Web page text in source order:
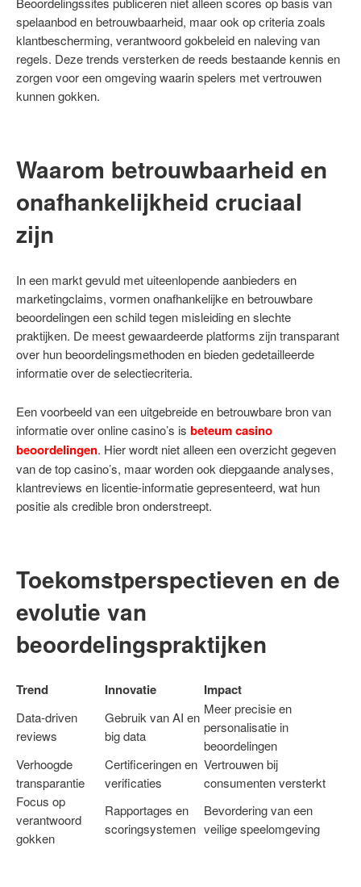
spelaanbod en betrouwbaarheid, maar ook op criteria zoals
klantbescherming, verantwoord gokbeleid en naleving van
regels. Deze trends versterken de reeds bestaande kennis en
zorgen voor een omgeving waarin spelers met vertrouwen
kunnen gokken.
Waarom betrouwbaarheid en
onafhankelijkheid cruciaal
zijn
In een markt gevuld met uiteenlopende aanbieders en
marketingclaims, vormen onafhankelijke en betrouwbare
beoordelingen een schild tegen misleiding en slechte
praktijken. De meest gewaardeerde platforms zijn transparant
over hun beoordelingsmethoden en bieden gedetailleerde
informatie over de selectiecriteria.
Een voorbeeld van een uitgebreide en betrouwbare bron van
informatie over online casino’s is beteum casino
beoordelingen. Hier wordt niet alleen een overzicht gegeven
van de top casino’s, maar worden ook diepgaande analyses,
klantreviews en licentie-informatie gepresenteerd, wat hun
positie als credible bron onderstreept.
Toekomstperspectieven en de
evolutie van
beoordelingspraktijken
Trend Innovatie Impact
Data-driven
reviews
Gebruik van AI en
big data
Meer precisie en
personalisatie in
beoordelingen
Verhoogde
transparantie
Certificeringen en
verificaties
Vertrouwen bij
consumenten versterkt
Focus op
verantwoord
gokken
Rapportages en
scoringsystemen
Bevordering van een
veilige speelomgeving